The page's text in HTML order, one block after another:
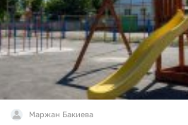
Маржан Бакиева